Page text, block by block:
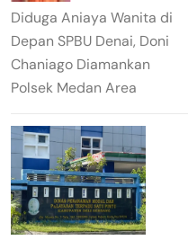
Diduga Aniaya Wanita di
Depan SPBU Denai, Doni
Chaniago Diamankan
Polsek Medan Area